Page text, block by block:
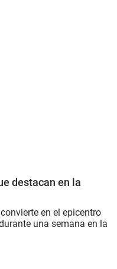
destacan en la
en el epicentro
una semana en la